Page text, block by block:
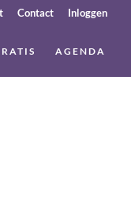
Contact Inloggen
AGENDA